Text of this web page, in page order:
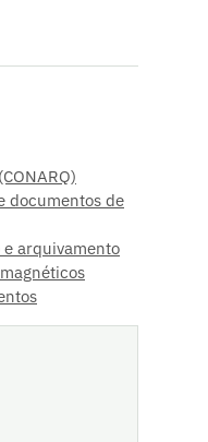
documentos de
arquivamento